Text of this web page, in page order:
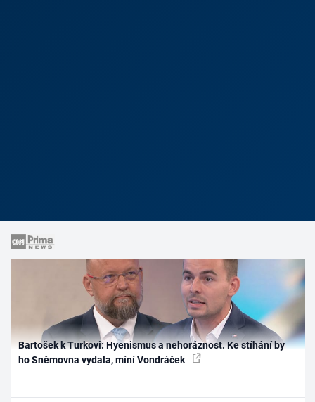
Bartošek k Turkovi: Hyenismus a nehoráznost. Ke stíhání by
ho Sněmovna vydala, míní Vondráček